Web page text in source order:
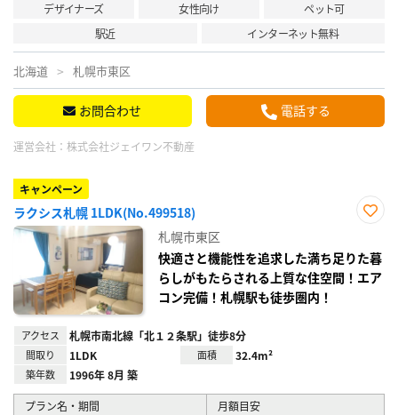
デザイナーズ 女性向け
ペット可
駅近
インターネット無料
北海道 札幌市東区
お問合わせ 電話する
運営会社： 株式会社ジェイワン不動産
キャンペーン
ラクシス札幌 1LDK(No.499518)
り登
録
札幌市東区
快適さと機能性を追求した満ち足りた暮
らしがもたらされる上質な住空間！エア
コン完備！札幌駅も徒歩圏内！
アクセス 札幌市南北線「北１２条駅」徒歩8分
間取り 1LDK 面積 32.4m²
築年数 1996年 8月 築
プラン名・期間 月額目安